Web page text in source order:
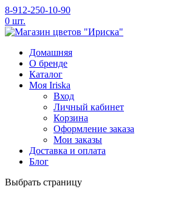
8-912-250-10-90
0 шт.
Домашняя
O бренде
Каталог
Моя Iriska
Вход
Личный кабинет
Корзина
Оформление заказа
Мои заказы
Доставка и оплата
Блог
Выбрать страницу